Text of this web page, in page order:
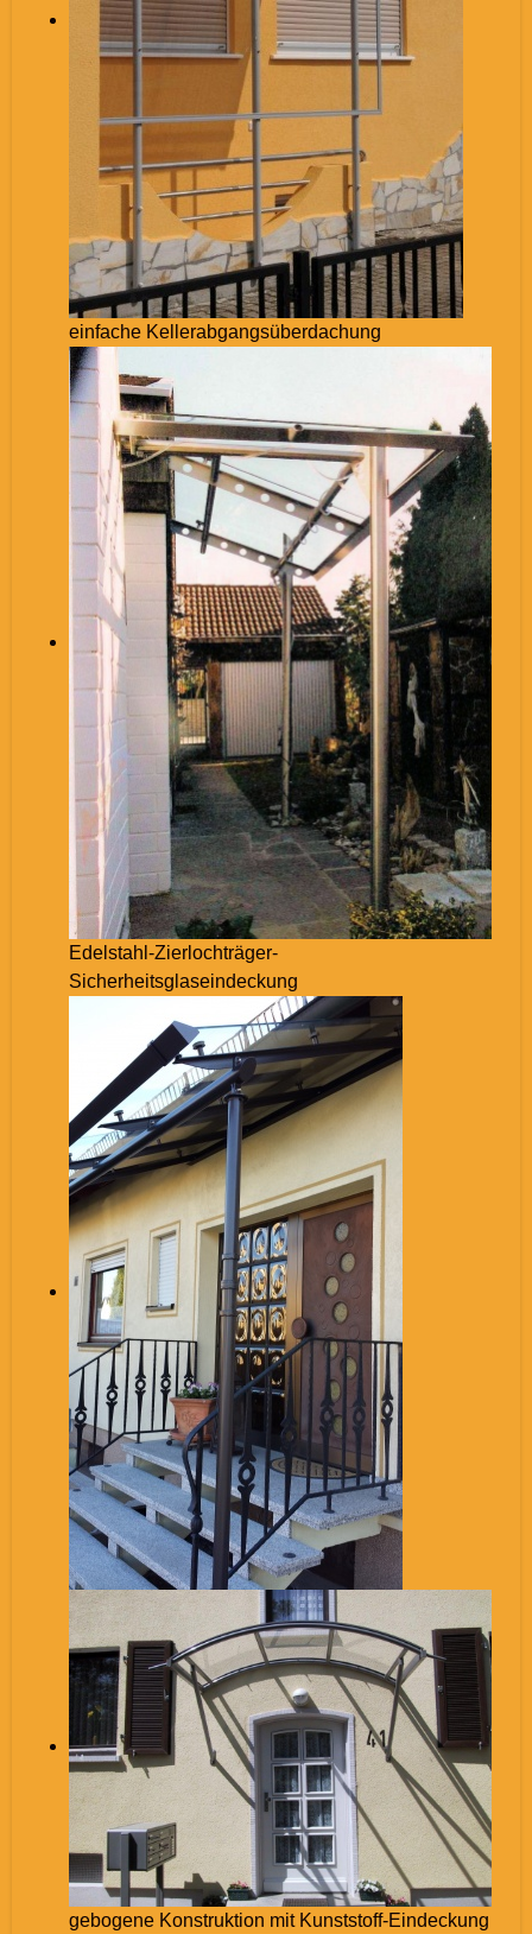
einfache Kellerabgangsüberdachung
Edelstahl-Zierlochträger-
Sicherheitsglaseindeckung
gebogene Konstruktion mit Kunststoff-Eindeckung